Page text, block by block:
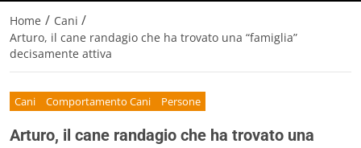
Home / Cani /
Arturo, il cane randagio che ha trovato una “famiglia”
decisamente attiva
Cani Comportamento Cani Persone
Arturo, il cane randagio che ha trovato una